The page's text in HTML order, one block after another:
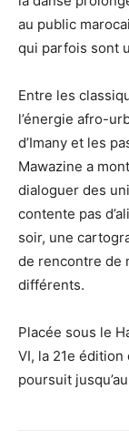
au public
qui parfois sont
Entre les
l’énergie afro-
d’Imany et les
Mawazine a
dialoguer des
contente pas
soir, une
de rencontre de
différents.
Placée sous le
VI, la 21e
poursuit